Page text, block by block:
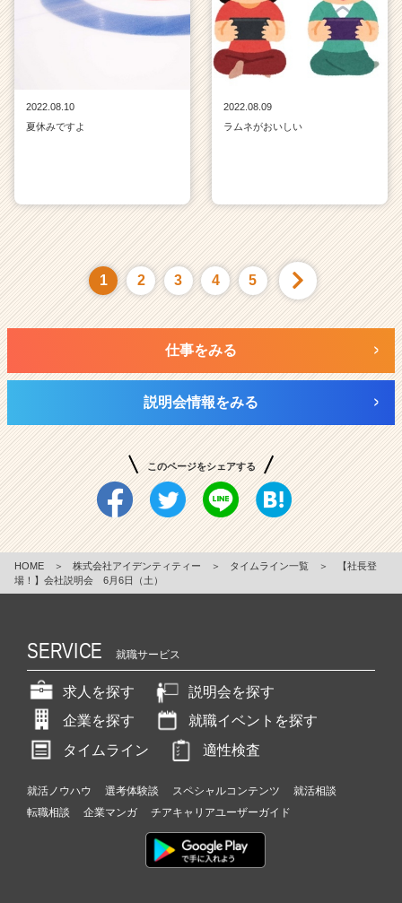
2022.08.10
夏休みですよ
2022.08.09
ラムネがおいしい
1 2 3 4 5
仕事をみる
説明会情報をみる
このページをシェアする
HOME ＞ 株式会社アイデンティティー ＞ タイムライン一覧 ＞
【社長登
場！】会社説明会 6月6日（土）
SERVICE 就職サービス
求人を探す
説明会を探す
企業を探す
就職イベントを探す
タイムライン
適性検査
就活ノウハウ 選考体験談 スペシャルコンテンツ
就活相談
転職相談
企業マンガ チアキャリアユーザーガイド